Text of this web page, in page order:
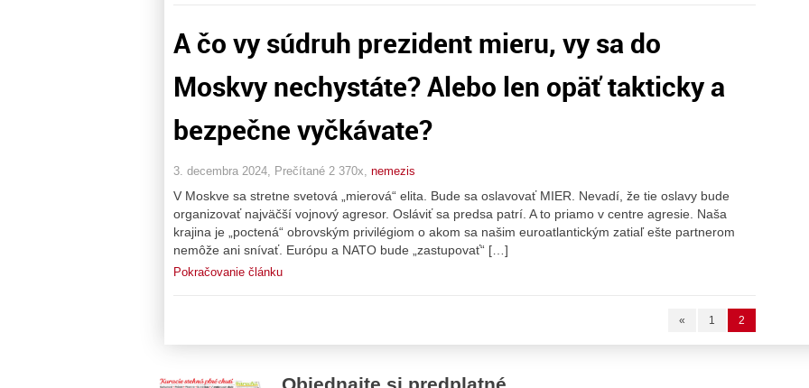
A čo vy súdruh prezident mieru, vy sa do
Moskvy nechystáte? Alebo len opäť takticky a
bezpečne vyčkávate?
3. decembra 2024, Prečítané 2 370x, nemezis
V Moskve sa stretne svetová „mierová“ elita. Bude sa oslavovať MIER. Nevadí, že tie oslavy bude
organizovať najväčší vojnový agresor. Osláviť sa predsa patrí. A to priamo v centre agresie. Naša
krajina je „poctená“ obrovským privilégiom o akom sa našim euroatlantickým zatiaľ ešte partnerom
nemôže ani snívať. Európu a NATO bude „zastupovať“ […]
Pokračovanie článku
« 1 2
Objednajte si predplatné